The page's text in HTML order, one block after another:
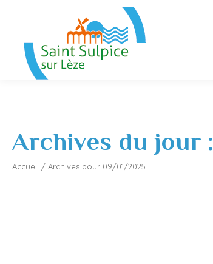
Archives du jour :
Accueil / Archives pour 09/01/2025